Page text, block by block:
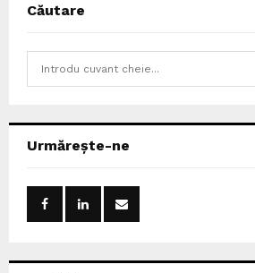
Căutare
h
o
Urmărește-ne